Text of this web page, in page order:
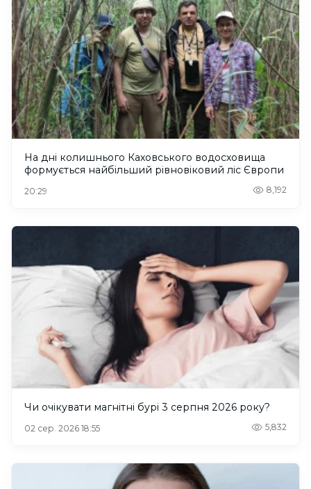
На дні колишнього Каховського водосховища
формується найбільший рівновіковий ліс Європи
20:29 8,192
Чи очікувати магнітні бурі 3 серпня 2026 року?
02 сер. 2026 18:55 5,832